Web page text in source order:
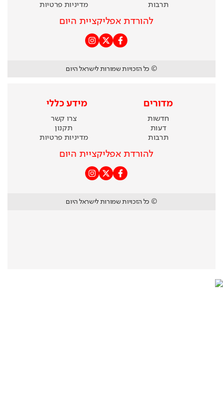
תרבות
מדיניות פרטיות
להורדת אפליקציית היום
© כל הזכויות שמורות לישראל היום
מדורים
חדשות
דעות
תרבות
מידע כללי
צרו קשר
תקנון
מדיניות פרטיות
להורדת אפליקציית היום
© כל הזכויות שמורות לישראל היום